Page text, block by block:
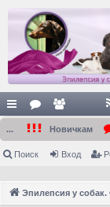
ы
и
ор
ум
ол
ьз
ат
... Новичкам
Поиск Вход
Эпилепсия у